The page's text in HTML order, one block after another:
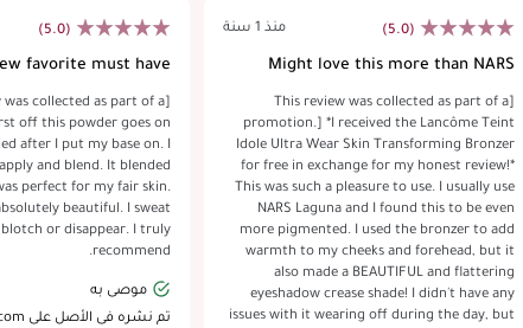
(5.0) منذ 1 سنة
Might love this more than NARS
[This review was collected as part of a
promotion.] *I received the Lancôme Teint
Idole Ultra Wear Skin Transforming Bronzer
for free in exchange for my honest review!*
This was such a pleasure to use. I usually use
NARS Laguna and I found this to be even
more pigmented. I used the bronzer to add
warmth to my cheeks and forehead, but it
also made a BEAUTIFUL and flattering
eyeshadow crease shade! I didn't have any
issues with it wearing off during the day, but
(5.0)
favorite must have!
was collected as part of a
off this powder goes on
after I put my base on. I
and blend. It blended
perfect for my fair skin.
beautiful. I sweat
or disappear. I truly
recommend.
موصى به
تم نشره في الأصل على lancome-usa.com